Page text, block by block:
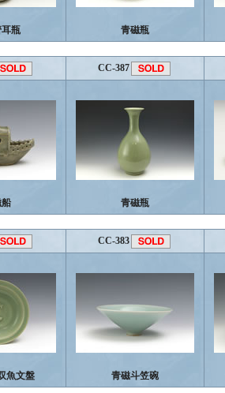
瓶 青磁瓶
CC-387
青磁瓶
CC-383
魚文盤 青磁斗笠碗